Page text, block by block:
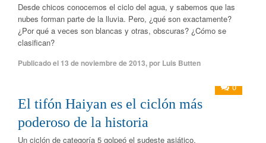
Desde chicos conocemos el ciclo del agua, y sabemos que las
nubes forman parte de la lluvia. Pero, ¿qué son exactamente?
¿Por qué a veces son blancas y otras, obscuras? ¿Cómo se
clasifican?
Publicado el 13 de noviembre de 2013,por Luis Butten
0
El tifón Haiyan es el ciclón más
poderoso de la historia
Un ciclón de categoría 5 golpeó el sudeste asiático,